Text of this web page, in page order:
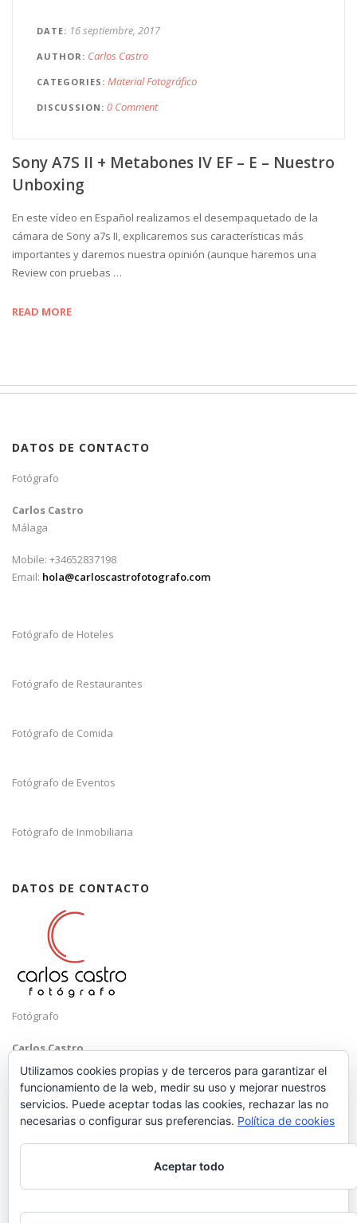
DATE 16 septiembre, 2017
AUTHOR Carlos Castro
CATEGORIES Material Fotográfico
DISCUSSION 0 Comment
Sony A7S II + Metabones IV EF – E – Nuestro
Unboxing
En este vídeo en Español realizamos el desempaquetado de la
cámara de Sony a7s II, explicaremos sus características más
importantes y daremos nuestra opinión (aunque haremos una
Review con pruebas …
READ MORE
DATOS DE CONTACTO
Fotógrafo
Carlos Castro
Málaga
Mobile: +34652837198
Email: hola@carloscastrofotografo.com
Fotógrafo de Hoteles
Fotógrafo de Restaurantes
Fotógrafo de Comida
Fotógrafo de Eventos
Fotógrafo de Inmobiliaria
DATOS DE CONTACTO
Fotógrafo
Carlos Castro
Málaga
Mobile: +34 652 83 71 98
hola@carloscastrofotografo.com
Utilizamos cookies propias y de terceros para garantizar el
funcionamiento de la web, medir su uso y mejorar nuestros
servicios. Puede aceptar todas las cookies, rechazar las no
necesarias o configurar sus preferencias. Política de cookies
Aceptar todo